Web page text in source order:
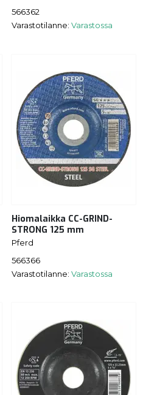
566362
Varastotilanne: Varastossa
Hiomalaikka CC-GRIND-
STRONG 125 mm
Pferd
566366
Varastotilanne: Varastossa